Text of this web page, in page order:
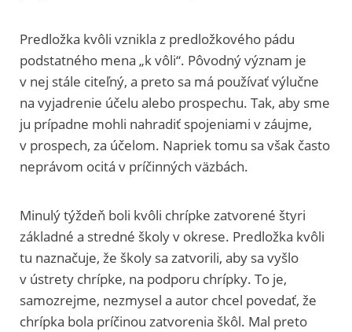
Predložka kvôli vznikla z predložkového pádu
podstatného mena „k vôli“. Pôvodný význam je
v nej stále citeľný, a preto sa má používať výlučne
na vyjadrenie účelu alebo prospechu. Tak, aby sme
ju prípadne mohli nahradiť spojeniami v záujme,
v prospech, za účelom. Napriek tomu sa však často
neprávom ocitá v príčinných väzbách.
Minulý týždeň boli kvôli chrípke zatvorené štyri
základné a stredné školy v okrese. Predložka kvôli
tu naznačuje, že školy sa zatvorili, aby sa vyšlo
v ústrety chrípke, na podporu chrípky. To je,
samozrejme, nezmysel a autor chcel povedať, že
chrípka bola príčinou zatvorenia škôl. Mal preto